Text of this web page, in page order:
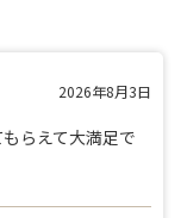
2026年8月3日
らえて大満足で